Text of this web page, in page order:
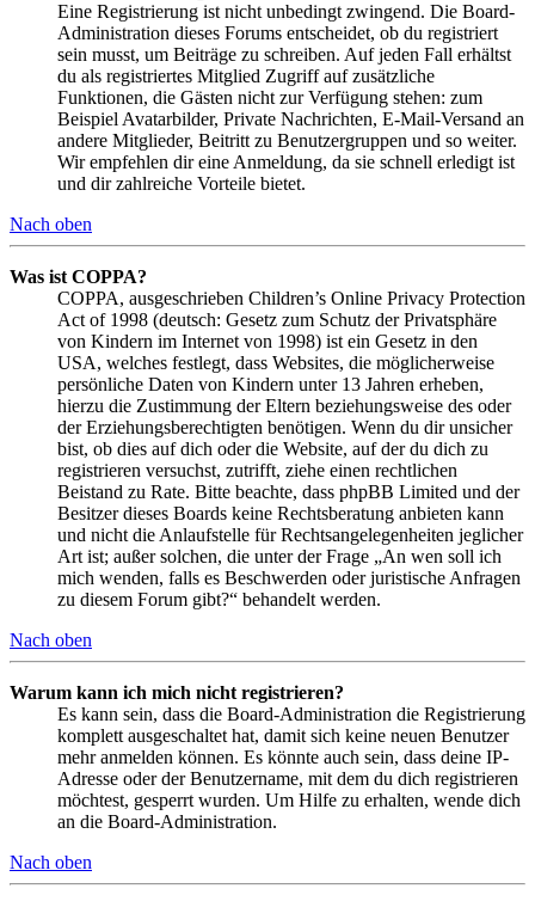
Eine Registrierung ist nicht unbedingt zwingend. Die Board-
Administration dieses Forums entscheidet, ob du registriert
sein musst, um Beiträge zu schreiben. Auf jeden Fall erhältst
du als registriertes Mitglied Zugriff auf zusätzliche
Funktionen, die Gästen nicht zur Verfügung stehen: zum
Beispiel Avatarbilder, Private Nachrichten, E-Mail-Versand an
andere Mitglieder, Beitritt zu Benutzergruppen und so weiter.
Wir empfehlen dir eine Anmeldung, da sie schnell erledigt ist
und dir zahlreiche Vorteile bietet.
Nach oben
Was ist COPPA?
COPPA, ausgeschrieben Children’s Online Privacy Protection
Act of 1998 (deutsch: Gesetz zum Schutz der Privatsphäre
von Kindern im Internet von 1998) ist ein Gesetz in den
USA, welches festlegt, dass Websites, die möglicherweise
persönliche Daten von Kindern unter 13 Jahren erheben,
hierzu die Zustimmung der Eltern beziehungsweise des oder
der Erziehungsberechtigten benötigen. Wenn du dir unsicher
bist, ob dies auf dich oder die Website, auf der du dich zu
registrieren versuchst, zutrifft, ziehe einen rechtlichen
Beistand zu Rate. Bitte beachte, dass phpBB Limited und der
Besitzer dieses Boards keine Rechtsberatung anbieten kann
und nicht die Anlaufstelle für Rechtsangelegenheiten jeglicher
Art ist; außer solchen, die unter der Frage „An wen soll ich
mich wenden, falls es Beschwerden oder juristische Anfragen
zu diesem Forum gibt?“ behandelt werden.
Nach oben
Warum kann ich mich nicht registrieren?
Es kann sein, dass die Board-Administration die Registrierung
komplett ausgeschaltet hat, damit sich keine neuen Benutzer
mehr anmelden können. Es könnte auch sein, dass deine IP-
Adresse oder der Benutzername, mit dem du dich registrieren
möchtest, gesperrt wurden. Um Hilfe zu erhalten, wende dich
an die Board-Administration.
Nach oben